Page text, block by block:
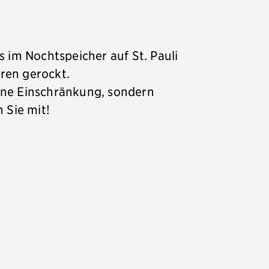
im Nochtspeicher auf St. Pauli
gerockt.
Einschränkung, sondern
Sie mit!